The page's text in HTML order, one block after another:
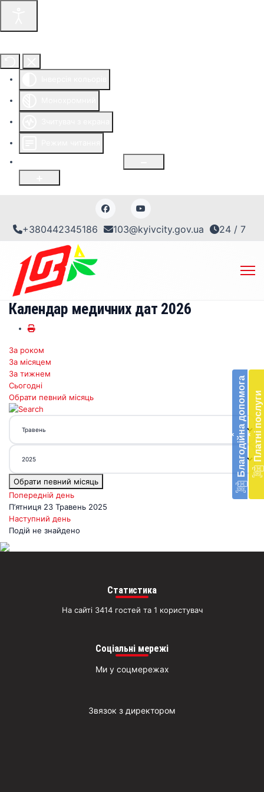
+380442345186 103@kyivcity.gov.ua 24 / 7
‹ Благодійна допомогав
‹ Платні послуги
Календар медичних дат 2026
За роком
За місяцем
За тижнем
Сьогодні
Обрати певний місяць
Обрати певний місяць
Попередній день
П’ятниця 23 Травень 2025
Наступний день
Подій не знайдено
Статистика
На сайті 3414 гостей та 1 користувач
Соціальні мережі
Ми у соцмережах
Звязок з директором